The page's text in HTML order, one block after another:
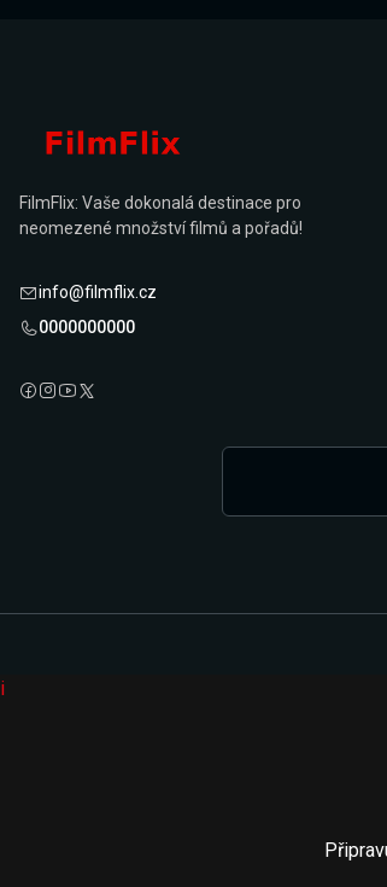
FilmFlix: Vaše dokonalá destinace pro
neomezené množství filmů a pořadů!
info@filmflix.cz
0000000000
i